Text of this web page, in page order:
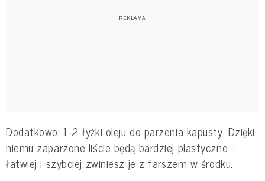
Dodatkowo: 1-2 łyżki oleju do parzenia kapusty. Dzięki
niemu zaparzone liście będą bardziej plastyczne -
łatwiej i szybciej zwiniesz je z farszem w środku.